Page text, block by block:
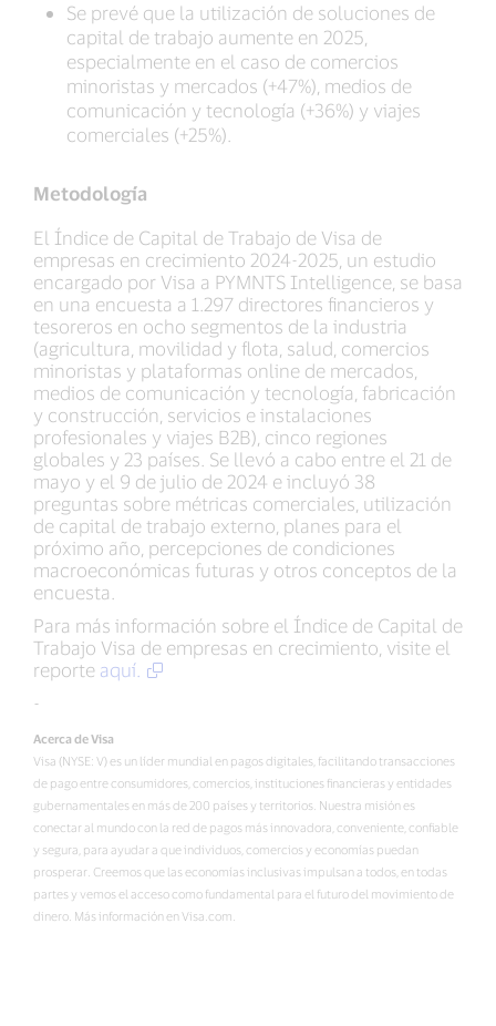
Se prevé que la utilización de soluciones de
capital de trabajo aumente en 2025,
especialmente en el caso de comercios
minoristas y mercados (+47%), medios de
comunicación y tecnología (+36%) y viajes
comerciales (+25%).
Metodología
El Índice de Capital de Trabajo de Visa de
empresas en crecimiento 2024-2025, un estudio
encargado por Visa a PYMNTS Intelligence, se basa
en una encuesta a 1.297 directores financieros y
tesoreros en ocho segmentos de la industria
(agricultura, movilidad y flota, salud, comercios
minoristas y plataformas online de mercados,
medios de comunicación y tecnología, fabricación
y construcción, servicios e instalaciones
profesionales y viajes B2B), cinco regiones
globales y 23 países. Se llevó a cabo entre el 21 de
mayo y el 9 de julio de 2024 e incluyó 38
preguntas sobre métricas comerciales, utilización
de capital de trabajo externo, planes para el
próximo año, percepciones de condiciones
macroeconómicas futuras y otros conceptos de la
encuesta.
Para más información sobre el Índice de Capital de
Trabajo Visa de empresas en crecimiento, visite el
reporte aquí.
-
Acerca de Visa
Visa (NYSE: V) es un líder mundial en pagos digitales, facilitando transacciones
de pago entre consumidores, comercios, instituciones financieras y entidades
gubernamentales en más de 200 países y territorios. Nuestra misión es
conectar al mundo con la red de pagos más innovadora, conveniente, confiable
y segura, para ayudar a que individuos, comercios y economías puedan
prosperar. Creemos que las economías inclusivas impulsan a todos, en todas
partes y vemos el acceso como fundamental para el futuro del movimiento de
dinero. Más información en Visa.com.